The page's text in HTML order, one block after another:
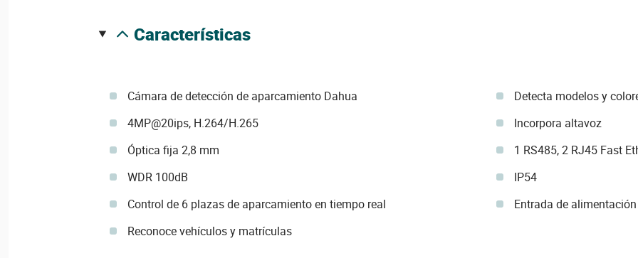
características
Cámara de detección de aparcamiento Dahua
4MP@20ips, H.264/H.265
Óptica fija 2,8 mm
WDR 100dB
Control de 6 plazas de aparcamiento en tiempo real
Reconoce vehículos y matrículas
Detecta modelos y
Incorpora altavoz
1 RS485, 2 RJ45 Fast
IP54
Entrada de